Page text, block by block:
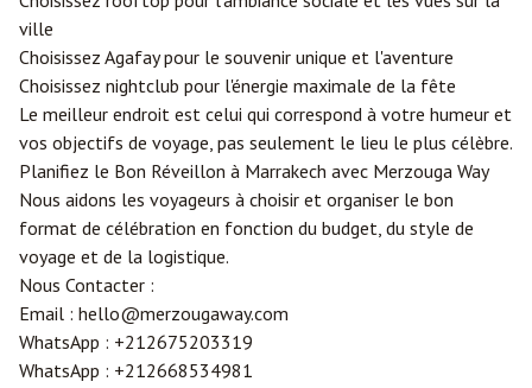
ville
Choisissez Agafay pour le souvenir unique et l'aventure
Choisissez nightclub pour l'énergie maximale de la fête
Le meilleur endroit est celui qui correspond à votre humeur et
vos objectifs de voyage, pas seulement le lieu le plus célèbre.
Planifiez le Bon Réveillon à Marrakech avec Merzouga Way
Nous aidons les voyageurs à choisir et organiser le bon
format de célébration en fonction du budget, du style de
voyage et de la logistique.
Nous Contacter :
Email : hello@merzougaway.com
WhatsApp : +212675203319
WhatsApp : +212668534981